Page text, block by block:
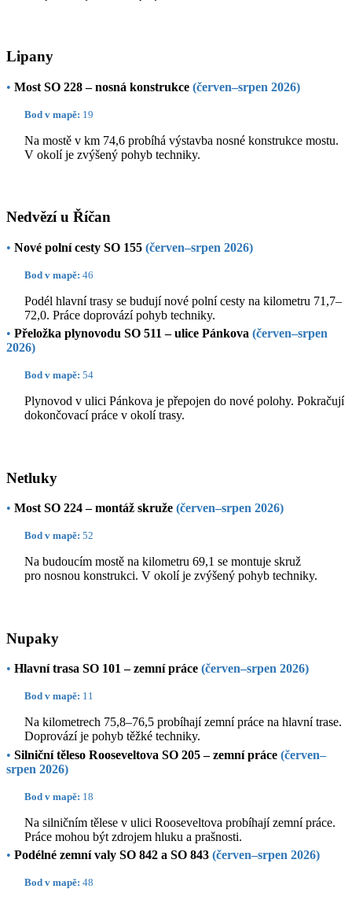
Lipany
• Most SO 228 – nosná konstrukce (červen–srpen 2026)
Bod v mapě: 19
Na mostě v km 74,6 probíhá výstavba nosné konstrukce mostu.
V okolí je zvýšený pohyb techniky.
Nedvězí u Říčan
• Nové polní cesty SO 155 (červen–srpen 2026)
Bod v mapě: 46
Podél hlavní trasy se budují nové polní cesty na kilometru 71,7–
72,0. Práce doprovází pohyb techniky.
• Přeložka plynovodu SO 511 – ulice Pánkova (červen–srpen
2026)
Bod v mapě: 54
Plynovod v ulici Pánkova je přepojen do nové polohy. Pokračují
dokončovací práce v okolí trasy.
Netluky
• Most SO 224 – montáž skruže (červen–srpen 2026)
Bod v mapě: 52
Na budoucím mostě na kilometru 69,1 se montuje skruž
pro nosnou konstrukci. V okolí je zvýšený pohyb techniky.
Nupaky
• Hlavní trasa SO 101 – zemní práce (červen–srpen 2026)
Bod v mapě: 11
Na kilometrech 75,8–76,5 probíhají zemní práce na hlavní trase.
Doprovází je pohyb těžké techniky.
• Silniční těleso Rooseveltova SO 205 – zemní práce (červen–
srpen 2026)
Bod v mapě: 18
Na silničním tělese v ulici Rooseveltova probíhají zemní práce.
Práce mohou být zdrojem hluku a prašnosti.
• Podélné zemní valy SO 842 a SO 843 (červen–srpen 2026)
Bod v mapě: 48